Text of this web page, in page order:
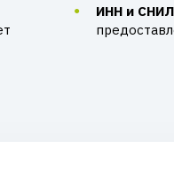
ИНН и